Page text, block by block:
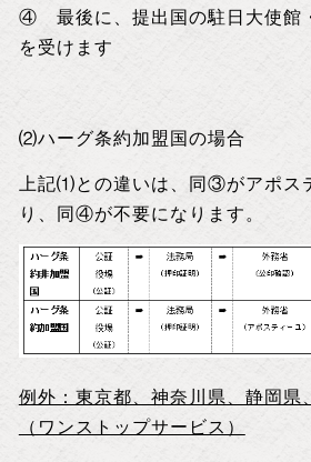
④ 最後に、提出国の駐日大使館
を受けます
⑵ハーグ条約加盟国の場合
上記⑴との違いは、同③がアポス
り、同④が不要になります。
例外：東京都、神奈川県、静岡県
（ワンストップサービス）